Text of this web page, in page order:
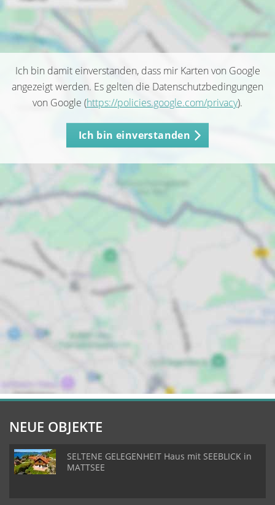
Ich bin damit einverstanden, dass mir Karten von Google
angezeigt werden. Es gelten die Datenschutzbedingungen
von Google (https://policies.google.com/privacy).
Ich bin einverstanden
NEUE OBJEKTE
SELTENE GELEGENHEIT Haus mit SEEBLICK in
MATTSEE